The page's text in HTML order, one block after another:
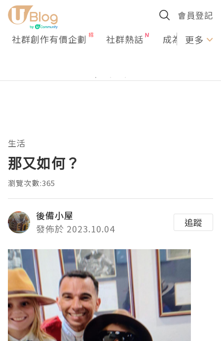
會員登記
社群創作有價企劃 社群熱話 成為U更多
生活
那又如何？
瀏覽次數:365
後備小屋
發佈於 2023.10.04
追蹤